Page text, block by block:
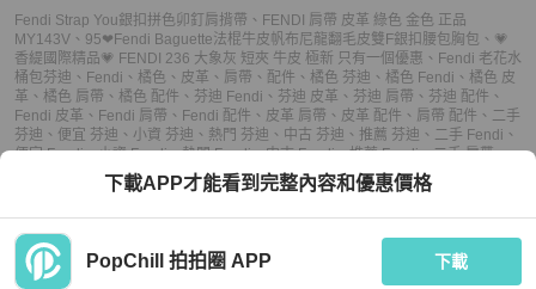
Fendi Strap You銀扣拼色卯釘肩揹帶 、 FENDI 肩帶 皮革 綠色 金色 正品
MY143V 、 95❤Fendi Baguette法棍牛皮帆布尼龍翻毛皮雙F銀扣腰包胸包 、 💗
香緹國際精品💗 FENDI 236 大象灰 短夾 牛皮 極新 只有一個優惠 、 Fendi 老花水
桶包 芬迪 、 Fendi 、 橘色 、 皮革 、 肩帶 、 配件 、 橘色 芬迪 、 橘色 Fendi 、 橘色 皮
革 、 橘色 肩帶 、 橘色 配件 、 芬迪 Fendi 、 芬迪 皮革 、 芬迪 肩帶 、 芬迪 配件 、
Fendi 皮革 、 Fendi 肩帶 、 Fendi 配件 、 皮革 肩帶 、 皮革 配件 、 肩帶 配件 、 二手
芬迪 、 便宜 芬迪 、 小資 芬迪 、 熱門 芬迪 、 中古 芬迪 、 推薦 芬迪 、 二手 Fendi 、
便宜 Fendi、小資 Fendi、熱門 Fendi、中古 Fendi、推薦 Fendi、二手 肩帶、
小資 肩帶、熱門 肩帶、中古 肩帶 、 推薦 肩帶、二手 配件
、 熱門 配件 、中古 配件、推薦 配件
下載APP才能看到完整內容和優惠價格
PopChill 拍拍圈 APP 下載